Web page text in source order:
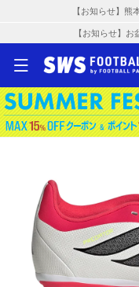
【お知らせ】熊
【お知らせ】